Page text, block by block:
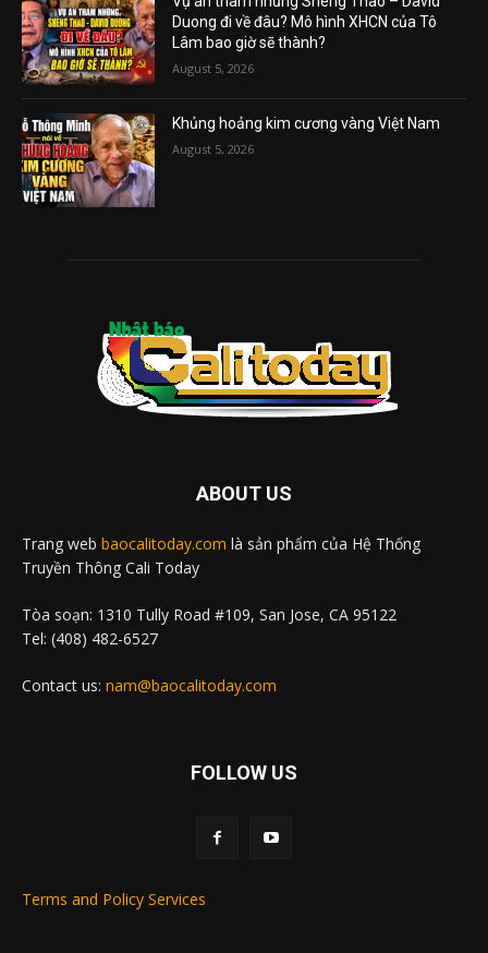
Duong đi về đâu? Mô hình XHCN của Tô
Lâm bao giờ sẽ thành?
August 5, 2026
Khủng hoảng kim cương vàng Việt Nam
August 5, 2026
ABOUT US
Trang web baocalitoday.com là sản phẩm của Hệ Thống
Truyền Thông Cali Today
Tòa soạn: 1310 Tully Road #109, San Jose, CA 95122
Tel: (408) 482-6527
Contact us: nam@baocalitoday.com
FOLLOW US
Terms and Policy Services